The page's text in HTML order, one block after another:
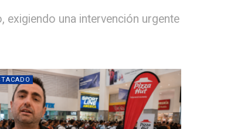
una intervención urgente